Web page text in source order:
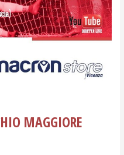
MAGGIORE